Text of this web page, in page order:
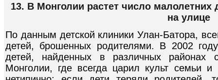
13. В Монголии растет число
на улице
По данным детской клиники Улан-Батора,
детей, брошенных родителями. В 2002
детей, найденных в различных районах
Монголии, где всегда царил культ семьи и